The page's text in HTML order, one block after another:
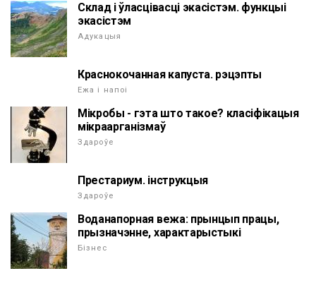
Склад і ўласцівасці экасістэм. функцыі
экасістэм
Адукацыя
Краснокочанная капуста. рэцэпты
Ежа і напоі
Мікробы - гэта што такое? класіфікацыя
мікраарганізмаў
Здароўе
Престариум. інструкцыя
Здароўе
Воданапорная вежа: прынцып працы,
прызначэнне, характарыстыкі
Бізнес